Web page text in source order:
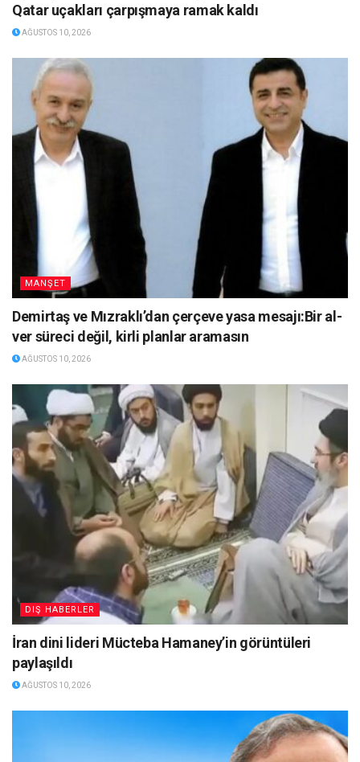
Qatar uçakları çarpışmaya ramak kaldı
AĞUSTOS 10, 2026
MANŞET
Demirtaş ve Mızraklı’dan çerçeve yasa mesajı:Bir al-
ver süreci değil, kirli planlar aramasın
AĞUSTOS 10, 2026
DIŞ HABERLER
İran dini lideri Mücteba Hamaney’in görüntüleri
paylaşıldı
AĞUSTOS 10, 2026